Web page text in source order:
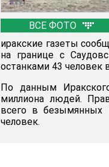
ВСЕ ФОТО
иракские газеты
на границе с
останками 43 человек
По данным
миллиона людей.
всего в безымянных
человек.